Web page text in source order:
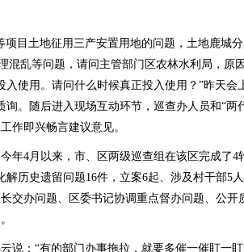
土地征用三产安置用地的问题，土地鹿城分
混乱等问题，请问主管部门区农林水利局，原
入使用。请问什么时候真正投入使用？”昨天
询。随后进入现场互动环节，巡查办人员和“
作即兴畅言建议意见。
4月以来，市、区两级巡查组在该区完成了4
解历史遗留问题16件，立案6起、涉及村干部5
交办问题、区委书记协调重点督办问题、公
：“有的部门办事拖拉，就要多催一催盯一